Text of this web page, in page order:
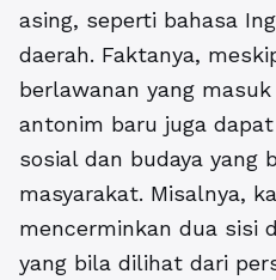
asing, seperti bahasa
daerah. Faktanya,
berlawanan yang
antonim baru juga
sosial dan budaya yang
masyarakat. Misalnya,
mencerminkan dua sisi
yang bila dilihat dari